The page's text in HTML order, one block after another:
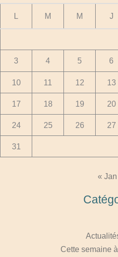
L M M J
3 4 5 6
10 11 12 13
17 18 19 20
24 25 26 27
31
« Jan
Cette semaine